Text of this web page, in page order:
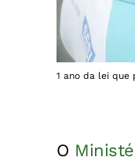
1 ano da lei que
O